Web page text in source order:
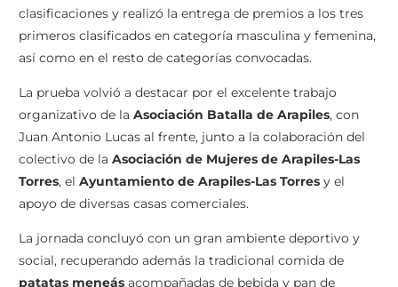
clasificaciones y realizó la entrega de premios a los tres
primeros clasificados en categoría masculina y femenina,
así como en el resto de categorías convocadas.
La prueba volvió a destacar por el excelente trabajo
organizativo de la Asociación Batalla de Arapiles, con
Juan Antonio Lucas al frente, junto a la colaboración del
colectivo de la Asociación de Mujeres de Arapiles-Las
Torres, el Ayuntamiento de Arapiles-Las Torres y el
apoyo de diversas casas comerciales.
La jornada concluyó con un gran ambiente deportivo y
social, recuperando además la tradicional comida de
patatas meneás acompañadas de bebida y pan de